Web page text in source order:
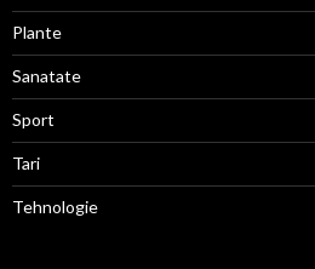
Plante
Sanatate
Sport
Tari
Tehnologie